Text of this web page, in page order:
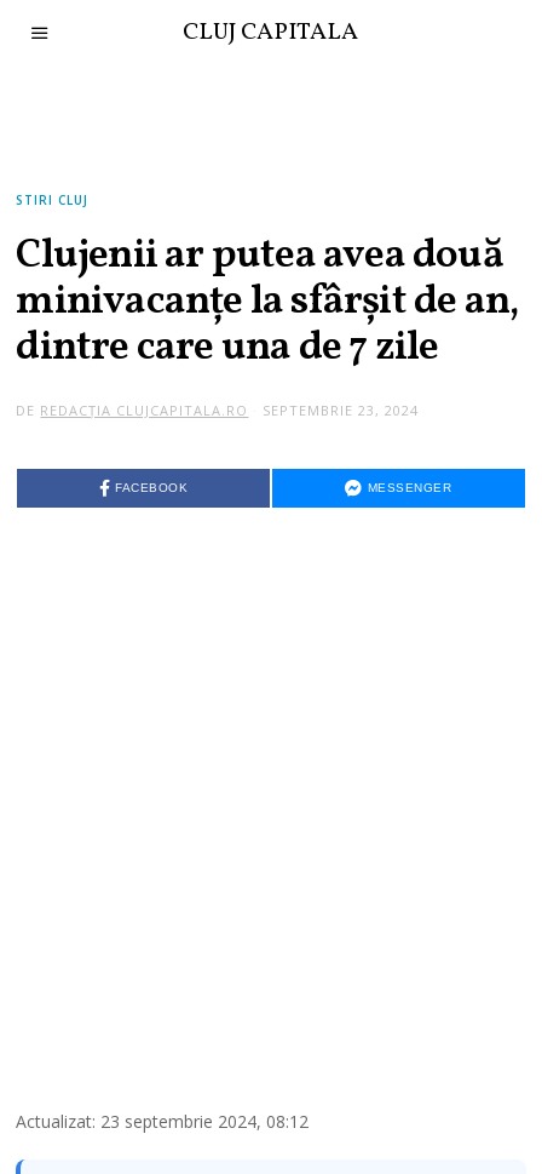
CLUJ CAPITALA
STIRI CLUJ
Clujenii ar putea avea două
minivacanțe la sfârșit de an,
dintre care una de 7 zile
DE REDACȚIA CLUJCAPITALA.RO SEPTEMBRIE 23, 2024
FACEBOOK MESSENGER
Actualizat: 23 septembrie 2024, 08:12